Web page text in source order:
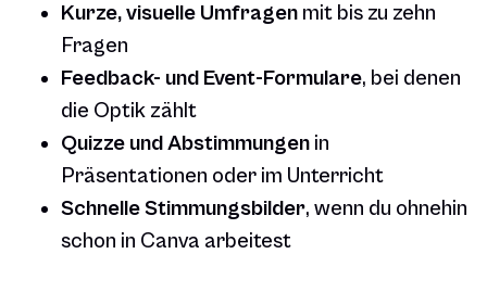
Kurze, visuelle Umfragen mit bis zu zehn
Fragen
Feedback- und Event-Formulare, bei denen
die Optik zählt
Quizze und Abstimmungen in
Präsentationen oder im Unterricht
Schnelle Stimmungsbilder, wenn du ohnehin
schon in Canva arbeitest